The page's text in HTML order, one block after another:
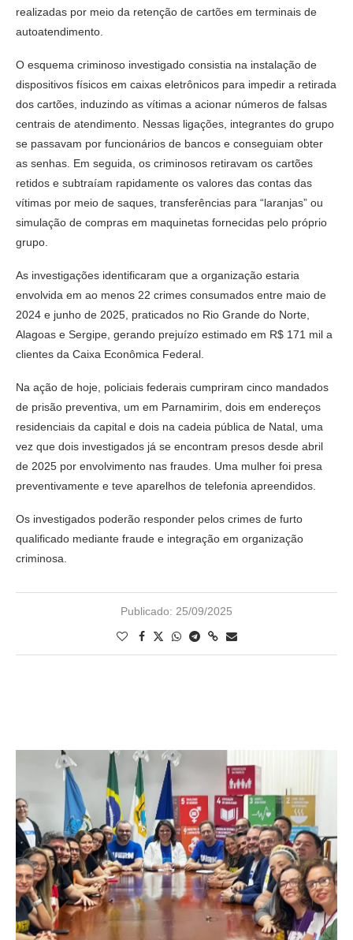
realizadas por meio da retenção de cartões em terminais de
autoatendimento.
O esquema criminoso investigado consistia na instalação de
dispositivos físicos em caixas eletrônicos para impedir a retirada
dos cartões, induzindo as vítimas a acionar números de falsas
centrais de atendimento. Nessas ligações, integrantes do grupo
se passavam por funcionários de bancos e conseguiam obter
as senhas. Em seguida, os criminosos retiravam os cartões
retidos e subtraíam rapidamente os valores das contas das
vítimas por meio de saques, transferências para “laranjas” ou
simulação de compras em maquinetas fornecidas pelo próprio
grupo.
As investigações identificaram que a organização estaria
envolvida em ao menos 22 crimes consumados entre maio de
2024 e junho de 2025, praticados no Rio Grande do Norte,
Alagoas e Sergipe, gerando prejuízo estimado em R$ 171 mil a
clientes da Caixa Econômica Federal.
Na ação de hoje, policiais federais cumpriram cinco mandados
de prisão preventiva, um em Parnamirim, dois em endereços
residenciais da capital e dois na cadeia pública de Natal, uma
vez que dois investigados já se encontram presos desde abril
de 2025 por envolvimento nas fraudes. Uma mulher foi presa
preventivamente e teve aparelhos de telefonia apreendidos.
Os investigados poderão responder pelos crimes de furto
qualificado mediante fraude e integração em organização
criminosa.
Publicado: 25/09/2025